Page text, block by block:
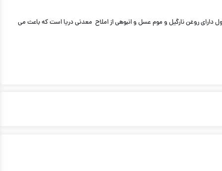
و جذاب فاصله داريد اين برنزه كننده منحصر به فرد پوست شما را تا 300 برابر تيره خواهد كرد اين محصول داراى روغن نارگيل و موم عسل و انبوهى از املاح معدنى دريا است كه باعث مى